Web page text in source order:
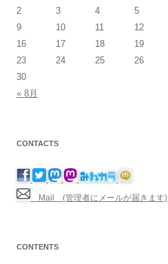
2
3 4 5
9
10 11 12
16
17 18 19
23
24 25 26
30
« 8月
CONTACTS
Mail (管理者にメールが届きます)
CONTENTS